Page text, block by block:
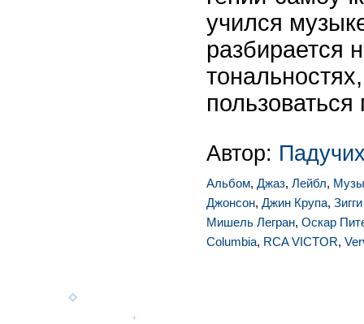
учился
разбирается
Автор:
Альбом, Джаз, Лейбл,
Джонсон, Джин Крупа,
Мишель Легран, Оскар
Columbia, RCA VICTOR,